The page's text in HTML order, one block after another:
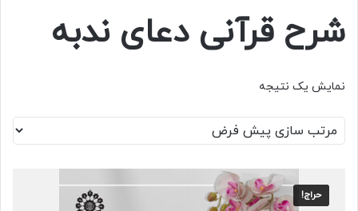
شرح قرآنی دعای ندبه
نمایش یک نتیجه
حراج!